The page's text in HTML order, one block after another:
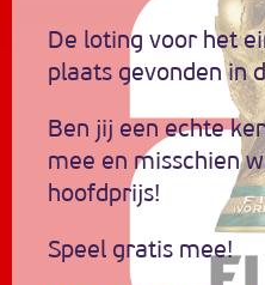
De loting voor het
plaats gevonden in
Ben jij een echte
mee en misschien
hoofdprijs!
Speel gratis mee!